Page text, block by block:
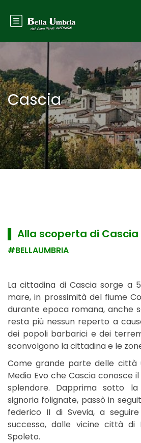
Cascia
▌ Alla scoperta di Cascia
#BELLAUMBRIA
La cittadina di Cascia sorge a
mare, in prossimità del fiume
durante epoca romana, anche
resta più nessun reperto a
dei popoli barbarici e dei
sconvolgono la cittadina e le
Come grande parte delle città
Medio Evo che Cascia conosce
splendore. Dapprima sotto la
signoria folignate, passò in
federico II di Svevia, a
successo, dalle vicine città di
Spoleto.